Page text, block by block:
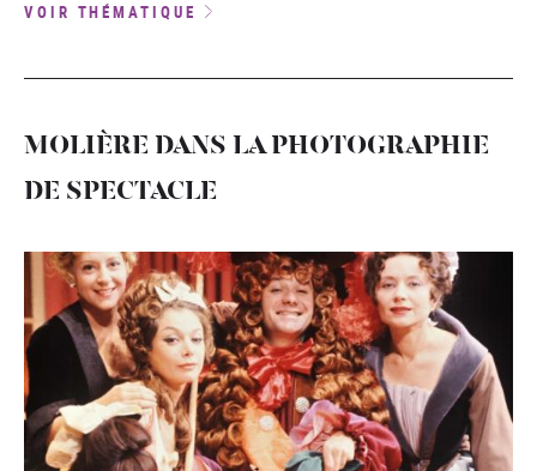
VOIR THÉMATIQUE
MOLIÈRE DANS LA PHOTOGRAPHIE
DE SPECTACLE